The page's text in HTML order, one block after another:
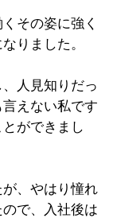
その姿に強く
りました。
人見知りだっ
えない私です
ができまし
、やはり憧れ
で、入社後は